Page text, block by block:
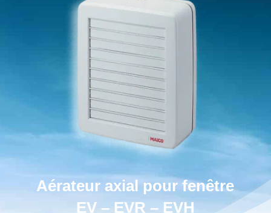
Aérateur axial pour fenêtre
EV – EVR – EVH